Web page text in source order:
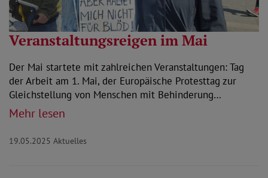
Veranstaltungsreigen im Mai
Der Mai startete mit zahlreichen Veranstaltungen: Tag
der Arbeit am 1. Mai, der Europäische Protesttag zur
Gleichstellung von Menschen mit Behinderung…
Mehr lesen
19.05.2025 Aktuelles